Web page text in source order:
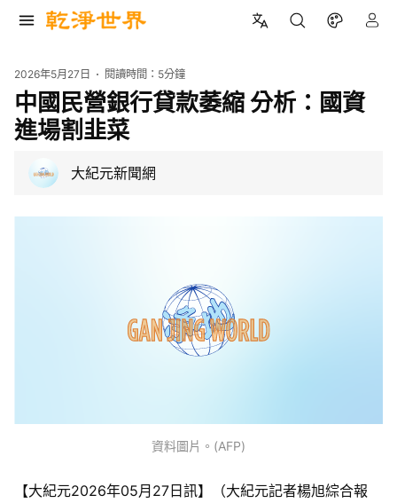
2026年5月27日 閱讀時間： 5分鐘
中國民營銀行貸款萎縮 分析：國資
進場割韭菜
大紀元新聞網
資料圖片。(AFP)
【大紀元2026年05月27日訊】（大紀元記者楊旭綜合報